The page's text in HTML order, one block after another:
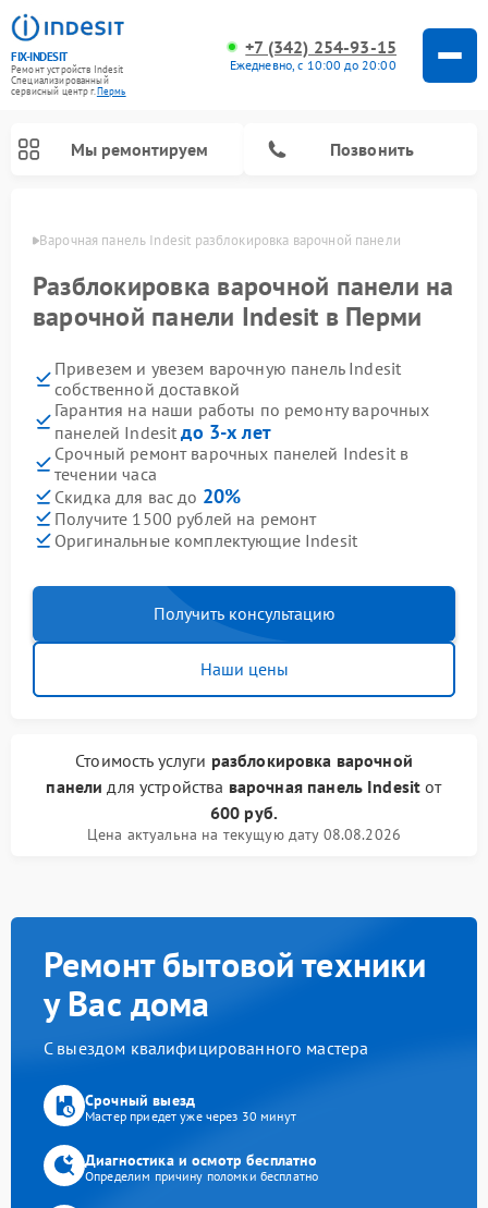
FIX-INDESIT
Ремонт устройств Indesit
Специализированный
cервисный центр г.Пермь
+7 (342) 254-93-15
Ежедневно, с 10:00 до 20:00
Мы ремонтируем Позвонить
Варочная панель Indesit разблокировка варочной панели
Разблокировка варочной панели на
варочной панели Indesit в Перми
Привезем и увезем варочную панель Indesit
собственной доставкой
Гарантия на наши работы по ремонту варочных
панелей Indesitдо 3-х лет
Срочный ремонт варочных панелей Indesit в
течении часа
Скидка для вас до 20%
Получите 1500 рублей на ремонт
Оригинальные комплектующие Indesit
Получить консультацию
Наши цены
Стоимость услуги разблокировка варочной
панели для устройства варочная панель Indesit от
600 руб.
Цена актуальна на текущую дату 08.08.2026
Ремонт бытовой техники
у Вас дома
С выездом квалифицированного мастера
Срочный выезд
Мастер приедет уже через 30 минут
Диагностика и осмотр бесплатно
Определим причину поломки бесплатно